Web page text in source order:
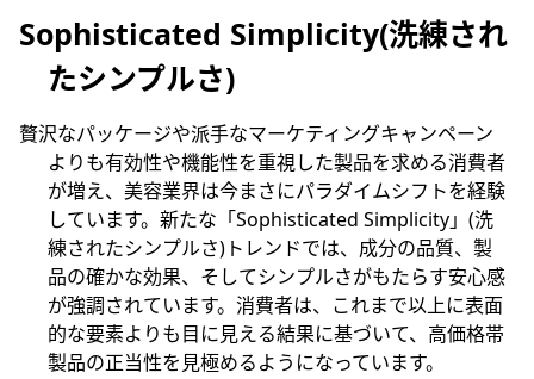
Sophisticated Simplicity(洗練され
たシンプルさ)
贅沢なパッケージや派手なマーケティングキャンペーン
よりも有効性や機能性を重視した製品を求める消費者
が増え、美容業界は今まさにパラダイムシフトを経験
しています。新たな「Sophisticated Simplicity」(洗
練されたシンプルさ)トレンドでは、成分の品質、製
品の確かな効果、そしてシンプルさがもたらす安心感
が強調されています。消費者は、これまで以上に表面
的な要素よりも目に見える結果に基づいて、高価格帯
製品の正当性を見極めるようになっています。